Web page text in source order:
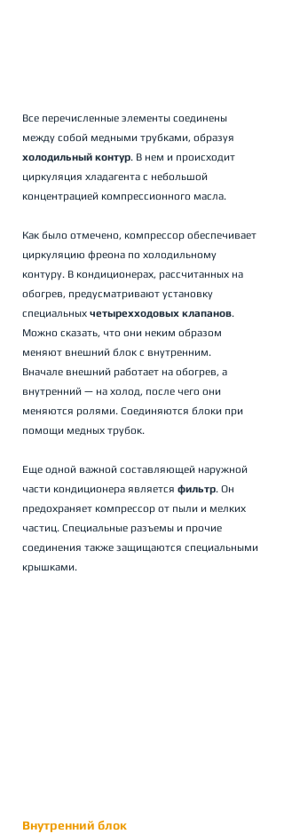
Все перечисленные элементы соединены
между собой медными трубками, образуя
холодильный контур. В нем и происходит
циркуляция хладагента с небольшой
концентрацией компрессионного масла.
Как было отмечено, компрессор обеспечивает
циркуляцию фреона по холодильному
контуру. В кондиционерах, рассчитанных на
обогрев, предусматривают установку
специальных четырехходовых клапанов.
Можно сказать, что они неким образом
меняют внешний блок с внутренним.
Вначале внешний работает на обогрев, а
внутренний — на холод, после чего они
меняются ролями. Соединяются блоки при
помощи медных трубок.
Еще одной важной составляющей наружной
части кондиционера является фильтр. Он
предохраняет компрессор от пыли и мелких
частиц. Специальные разъемы и прочие
соединения также защищаются специальными
крышками.
Внутренний блок